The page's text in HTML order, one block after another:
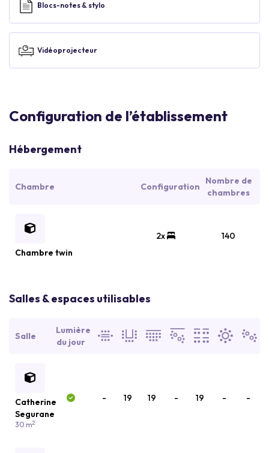
Blocs-notes & stylo
Vidéoprojecteur
Configuration de l’établissement
Hébergement
Chambre Configuration
Nombre de
chambres
Chambre twin
2x 140
Salles & espaces utilisables
Salle
Lumière
du jour
Catherine
Segurane
30 m2
- 19 19 - 19 - -